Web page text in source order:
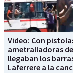
Video: Con
ametralladoras
llegaban los
Laferrere a la